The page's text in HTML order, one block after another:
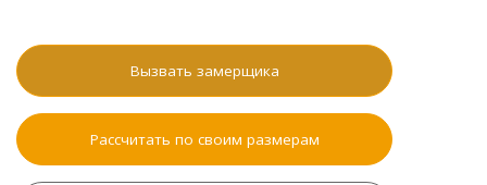
Вызвать замерщика
Рассчитать по своим размерам